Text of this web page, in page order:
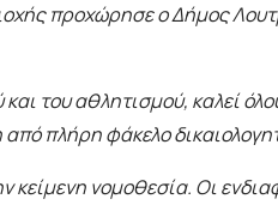
προχώρησε ο Δήμος
του αθλητισμού, καλεί
πλήρη φάκελο
κείμενη νομοθεσία. Οι